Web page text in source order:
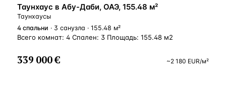
ВНЖ
Таунхаус в Абу-Даби, ОАЭ, 155.48 м²
Таунхаусы
4 спальни · 3 санузла · 155.48 м²
Всего комнат: 4 Спален: 3 Площадь: 155.48 м2
339 000 € ~2 180 EUR/м²